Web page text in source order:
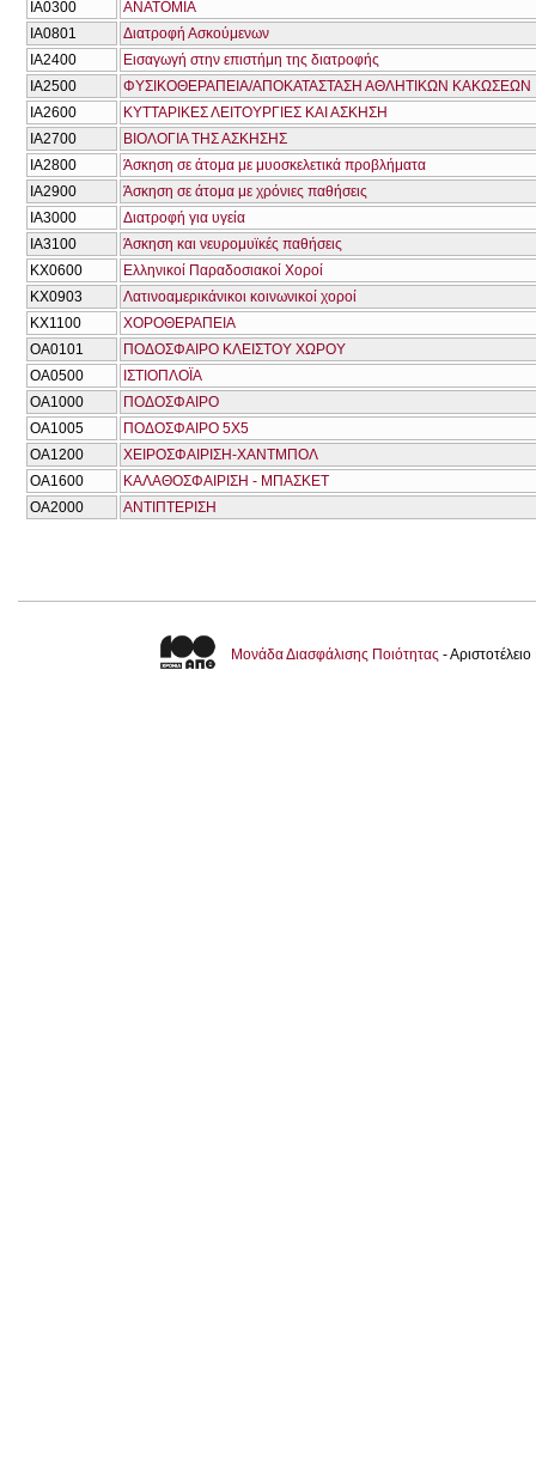
ΙΑ0300
ΑΝΑΤΟΜΙΑ
ΙΑ0801
Διατροφή Ασκούμενων
ΙΑ2400
Εισαγωγή στην επιστήμη της διατροφής
ΙΑ2500
ΦΥΣΙΚΟΘΕΡΑΠΕΙΑ/ΑΠΟΚΑΤΑΣΤΑΣΗ ΑΘΛΗΤΙΚΩΝ ΚΑΚΩΣΕΩΝ
ΙΑ2600
ΚΥΤΤΑΡΙΚΕΣ ΛΕΙΤΟΥΡΓΙΕΣ ΚΑΙ ΑΣΚΗΣΗ
ΙΑ2700
ΒΙΟΛΟΓΙΑ ΤΗΣ ΑΣΚΗΣΗΣ
ΙΑ2800
Άσκηση σε άτομα με μυοσκελετικά προβλήματα
ΙΑ2900
Άσκηση σε άτομα με χρόνιες παθήσεις
ΙΑ3000
Διατροφή για υγεία
ΙΑ3100
Άσκηση και νευρομυϊκές παθήσεις
ΚΧ0600
Ελληνικοί Παραδοσιακοί Χοροί
ΚΧ0903
Λατινοαμερικάνικοι κοινωνικοί χοροί
ΚΧ1100
ΧΟΡΟΘΕΡΑΠΕΙΑ
ΟΑ0101
ΠΟΔΟΣΦΑΙΡΟ ΚΛΕΙΣΤΟΥ ΧΩΡΟΥ
ΟΑ0500
ΙΣΤΙΟΠΛΟΪΑ
ΟΑ1000
ΠΟΔΟΣΦΑΙΡΟ
ΟΑ1005
ΠΟΔΟΣΦΑΙΡΟ 5Χ5
ΟΑ1200
ΧΕΙΡΟΣΦΑΙΡΙΣΗ-ΧΑΝΤΜΠΟΛ
ΟΑ1600
ΚΑΛΑΘΟΣΦΑΙΡΙΣΗ - ΜΠΑΣΚΕΤ
ΟΑ2000
ΑΝΤΙΠΤΕΡΙΣΗ
Μονάδα Διασφάλισης Ποιότητας -